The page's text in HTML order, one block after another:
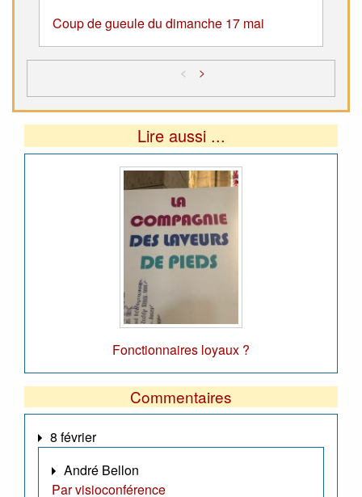
Coup de gueule du dimanche 17 mai
< >
Lire aussi ...
Fonctionnaires loyaux ?
Commentaires
8 février
André Bellon
Par visioconférence